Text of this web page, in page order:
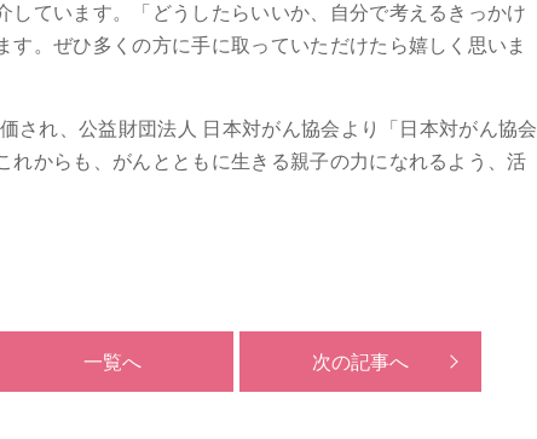
しています。「どうしたらいいか、自分で考えるきっかけ
す。ぜひ多くの方に手に取っていただけたら嬉しく思いま
され、公益財団法人 日本対がん協会より「日本対がん協会
れからも、がんとともに生きる親子の力になれるよう、活
一覧へ 次の記事へ